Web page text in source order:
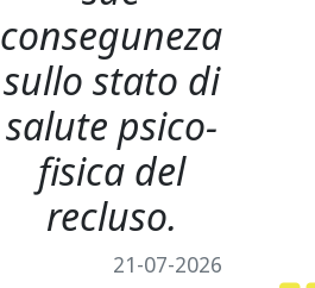
conseguneza
sullo stato di
salute psico-
fisica del
recluso.
21-07-2026